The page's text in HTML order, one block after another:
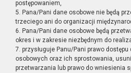
postępowaniem,
5. Pana/Pani dane osobowe nie będą
trzeciego ani do organizacji
6. Pana/Pani dane osobowe będą
okres i w zakresie niezbędnym do
7. przysługuje Panu/Pani prawo
osobowych oraz ich sprostowania,
przetwarzania lub prawo do wniesienia